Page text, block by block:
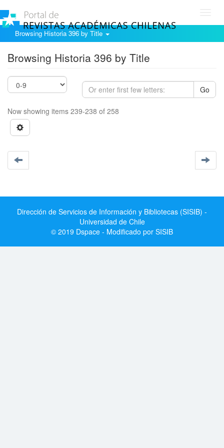
Browsing Historia 396 by Title
Browsing Historia 396 by Title
Go
Now showing items 239-238 of 258
Dirección de Servicios de Información y Bibliotecas (SISIB) -
Universidad de Chile
© 2019 Dspace - Modificado por SISIB